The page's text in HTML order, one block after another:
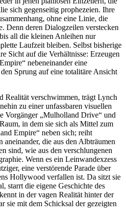
sich gegenseitig prophezeien. Ihre
ohne eine Linie, die
Denn deren Dialogzeilen verstecken
all die kleinen Anleihen nur
Laufzeit bleiben. Selbst bisherige
Sicht auf die Verhältnisse: Erzeugen
nebeneinander eine
Sprung auf eine totalitäre Ansicht
Realität verschwimmen, trägt Lynch
zu einer unfassbaren visuellen
Vorgänger „Mulholland Drive“ und
in dem sie sich als Mittel zum
Empire“ neben sich; reiht
aneinander, die aus den Albträumen
sind, wie aus den verschlungenen
Wenn es ein Leinwandexzess
eine verstörende Parade über
Hollywood verfallen ist. Da sitzt sie
starrt die eigene Geschichte des
in der vagen Realität hinter der
sie mit dem Schicksal der gezeigten